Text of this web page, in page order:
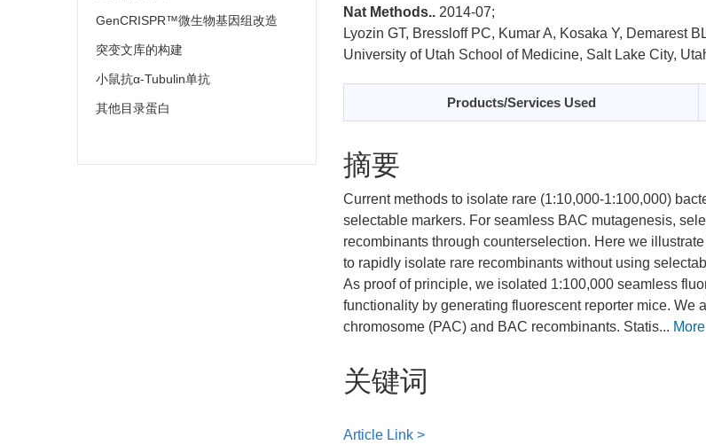
GenCRISPR™微生物基因组改造
突变文库的构建
小鼠抗α-Tubulin单抗
其他目录蛋白
Nat Methods.. 2014-07;
Lyozin GT, Bressloff PC, Kumar A, Kosaka Y, Demarest
University of Utah School of Medicine, Salt Lake City,
Products/Services Used
摘要
Current methods to isolate rare (1:10,000-1:100,000)
selectable markers. For seamless BAC mutagenesis,
recombinants through counterselection. Here we
to rapidly isolate rare recombinants without using
As proof of principle, we isolated 1:100,000 seamless
functionality by generating fluorescent reporter mice. We
chromosome (PAC) and BAC recombinants. Statis... More
关键词
Article Link >